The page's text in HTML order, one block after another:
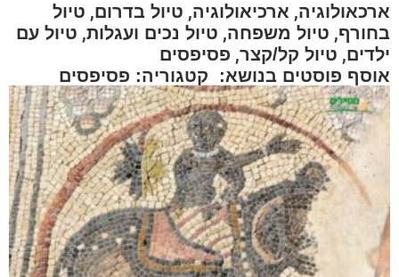
ארכאולוגיה, ארכיאולוגיה, טיול בדרום, טיול
בחורף, טיול משפחה, טיול נכים ועגלות, טיול עם
ילדים, טיול קל/קצר, פסיפסים
אוסף פוסטים בנושא: קטגוריה: פסיפסים